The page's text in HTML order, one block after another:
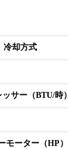
冷却方式
サー（BTU/時）
モーター（HP）